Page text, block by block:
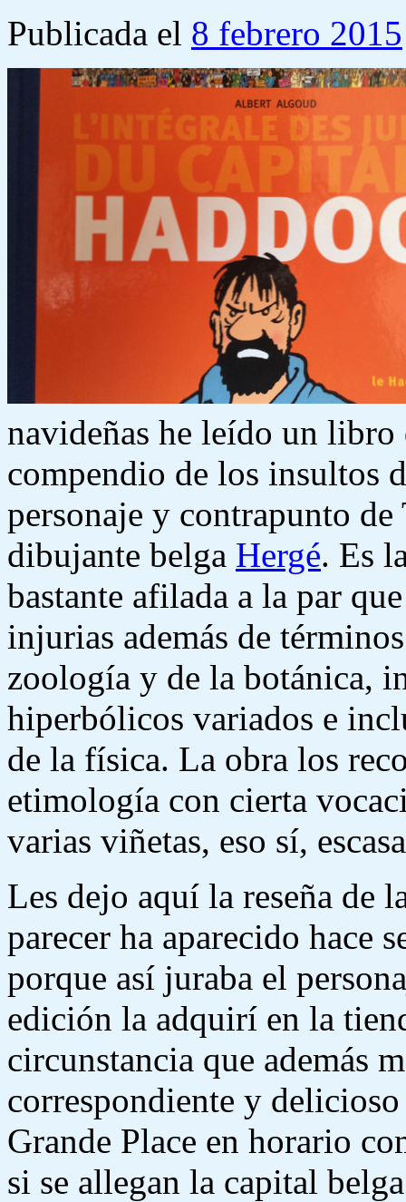
Publicada el 8 febrero 2015
navideñas he leído un libro
compendio de los insultos
personaje y contrapunto
dibujante belga Hergé. Es
bastante afilada a la par
injurias además de
zoología y de la botánica,
hiperbólicos variados e
de la física. La obra los
etimología con cierta
varias viñetas, eso sí,
Les dejo aquí la reseña de
parecer ha aparecido hace
porque así juraba el
edición la adquirí en la
circunstancia que además
correspondiente y
Grande Place en horario
si se allegan la capital